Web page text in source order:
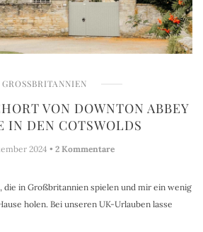
GROSSBRITANNIEN
VON DOWNTON ABBEY
IN DEN COTSWOLDS
2024 • 2 Kommentare
die in Großbritannien spielen und mir ein wenig
holen. Bei unseren UK-Urlauben lasse